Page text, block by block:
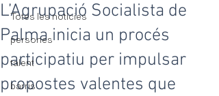
Totes les notícies
persones
talent
barris
L’Agrupació Socialista de
Palma inicia un procés
participatiu per impulsar
propostes valentes que